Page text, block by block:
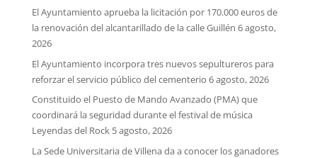
El Ayuntamiento aprueba la licitación por 170.000 euros de
la renovación del alcantarillado de la calle Guillén 6 agosto,
2026
El Ayuntamiento incorpora tres nuevos sepultureros para
reforzar el servicio público del cementerio 6 agosto, 2026
Constituido el Puesto de Mando Avanzado (PMA) que
coordinará la seguridad durante el festival de música
Leyendas del Rock 5 agosto, 2026
La Sede Universitaria de Villena da a conocer los ganadores